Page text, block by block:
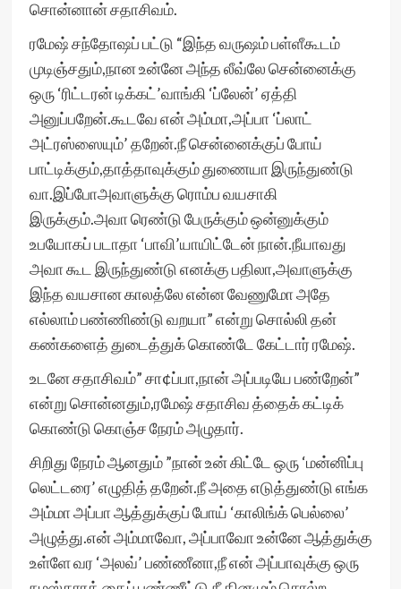
சொன்னான் சதாசிவம்.
ரமேஷ் சந்தோஷப் பட்டு “இந்த வருஷம் பள்ளீகூடம்
முடிஞ்சதும்,நான உன்னே அந்த லீவ்லே சென்னைக்கு
ஒரு ‘ரிட்டரன் டிக்கட்’வாங்கி ‘ப்லேன்’ ஏத்தி
அனுப்பறேன்.கூடவே என் அம்மா,அப்பா ‘ப்லாட்
அட்ரஸ்ஸையும்’ தறேன்.நீ சென்னைக்குப் போய்
பாட்டிக்கும்,தாத்தாவுக்கும் துணையா இருந்துண்டு
வா.இப்போஅவாளுக்கு ரொம்ப வயசாகி
இருக்கும்.அவா ரெண்டு பேருக்கும் ஒன்னுக்கும்
உபயோகப் படாதா ‘பாவி’யாயிட்டேன் நான்.நீயாவது
அவா கூட இருந்துண்டு எனக்கு பதிலா,அவாளுக்கு
இந்த வயசான காலத்லே என்ன வேணுமோ அதே
எல்லாம் பண்ணிண்டு வறயா” என்று சொல்லி தன்
கண்களைத் துடைத்துக் கொண்டே கேட்டார் ரமேஷ்.
உடனே சதாசிவம்” சா¢ப்பா,நான் அப்படியே பண்றேன்”
என்று சொன்னதும்,ரமேஷ் சதாசிவ த்தைக் கட்டிக்
கொண்டு கொஞ்ச நேரம் அழுதார்.
சிறிது நேரம் ஆனதும் ”நான் உன் கிட்டே ஒரு ‘மன்னிப்பு
லெட்டரை’ எழுதித் தறேன்.நீ அதை எடுத்துண்டு எங்க
அம்மா அப்பா ஆத்துக்குப் போய் ‘காலிங்க் பெல்லை’
அழுத்து.என் அம்மாவோ, அப்பாவோ உன்னே ஆத்துக்கு
உள்ளே வர ‘அலவ்’ பண்ணீனா,நீ என் அப்பாவுக்கு ஒரு